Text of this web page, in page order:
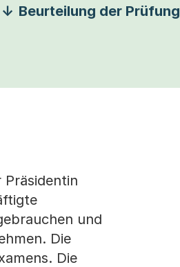
Beurteilung der Prüfung
und
Die
Die